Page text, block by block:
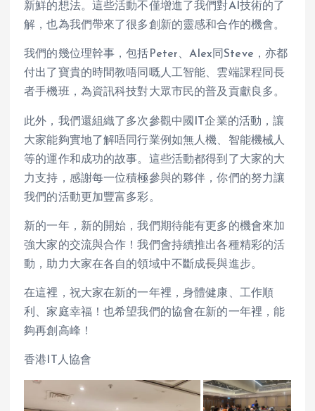
新鮮的想法。這些活動不僅增進了我們對AI技術的了
解，也為我們帶來了很多創新的靈感和合作的機會。
我們的幾位理幹事，包括Peter、Alex同Steve，亦都
付出了寶貴的時間教唔同嘅人工智能、雲端課程同長
者手機班，為資訊科技對大眾市民的普及貢獻良多。
此外，我們還組織了多次參觀中國IT企業的活動，讓
大家能夠實地了解唔同行業例如無人機、智能機械人
等的運作和成功的故事。這些活動都得到了大家的大
力支持，感謝每一位積極參與的夥伴，你們的努力讓
我們的活動更加豐富多彩。
新的一年，新的開始，我們期待能有更多的機會來加
強大家的交流與合作！我們會持續推出各種精彩的活
動，助力大家在各自的領域中不斷成長與進步。
在這裡，祝大家在新的一年裡，身體健康、工作順
利、家庭幸福！也希望我們的協會在新的一年裡，能
夠再創高峰！
香港IT人協會